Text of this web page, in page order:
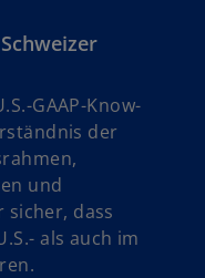
GAAP-Know-
der
und
sicher, dass
als auch im